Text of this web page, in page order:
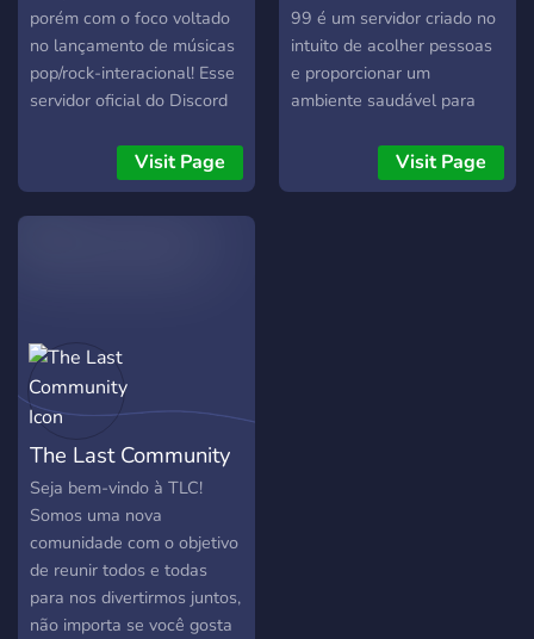
Nossos membros adoram
conversas profundas
porém com o foco voltado
no lançamento de músicas
pop/rock-interacional! Esse
servidor oficial do Discord
manter sua comunidade de
fãs atualizada sobre
futuros singles/álbuns,
games! Contamos com a
sua presença aqui para
crescermos e ganharmos o
Grammy mlq :)
Visit Page
99 é um servidor criado no
intuito de acolher pessoas
e proporcionar um
ambiente saudável para
amizades e se divertir. Nós
temos: - Staff que age com
Visit Page
The Last Community
Seja bem-vindo à TLC!
Somos uma nova
comunidade com o objetivo
de reunir todos e todas
para nos divertirmos juntos,
não importa se você gosta